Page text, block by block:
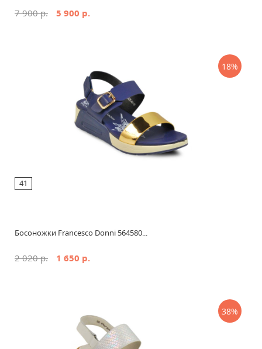
7 900 р. 5 900 р.
41
Босоножки Francesco Donni 564580...
2 020 р. 1 650 р.
18%
38%